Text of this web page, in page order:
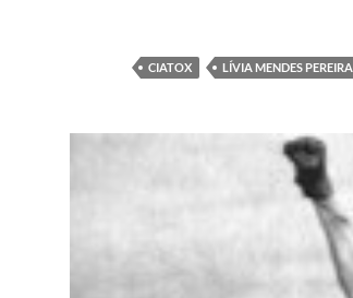
CIATOX LÍVIA MENDES PEREIRA